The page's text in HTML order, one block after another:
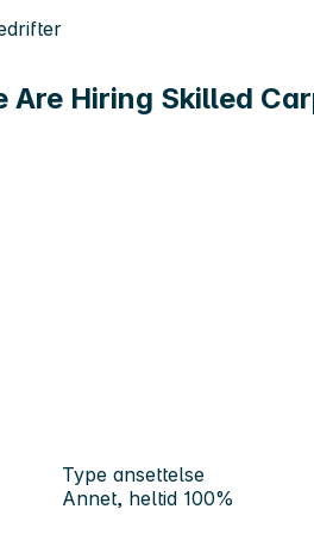
Are Hiring Skilled
Type ansettelse
Annet, heltid 100%